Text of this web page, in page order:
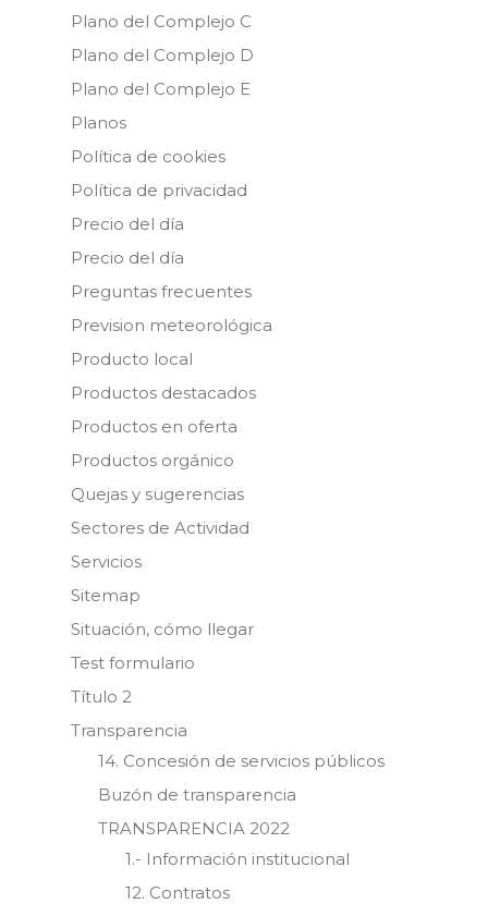
Plano del Complejo C
Plano del Complejo D
Plano del Complejo E
Planos
Política de cookies
Política de privacidad
Precio del día
Precio del día
Preguntas frecuentes
Prevision meteorológica
Producto local
Productos destacados
Productos en oferta
Productos orgánico
Quejas y sugerencias
Sectores de Actividad
Servicios
Sitemap
Situación, cómo llegar
Test formulario
Título 2
Transparencia
14. Concesión de servicios públicos
Buzón de transparencia
TRANSPARENCIA 2022
1.- Información institucional
12. Contratos